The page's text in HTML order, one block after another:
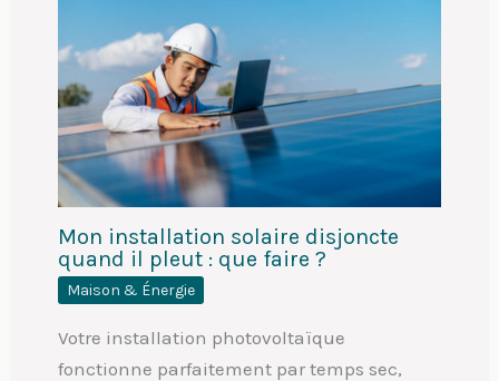
Mon installation solaire disjoncte
quand il pleut : que faire ?
Maison & Énergie
Votre installation photovoltaïque
fonctionne parfaitement par temps sec,